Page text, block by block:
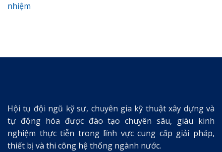
nhiệm
Hội tụ đội ngũ kỹ sư, chuyên gia kỹ thuật xây dựng và
tự động hóa được đào tạo chuyên sâu, giàu kinh
nghiệm thực tiễn trong lĩnh vực cung cấp giải pháp,
thiết bị và thi công hệ thống ngành nước.